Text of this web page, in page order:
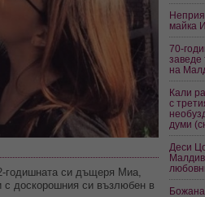
годишната си дъщеря Миа,
с доскорошния си възлюбен в
майка
70-
заведе
на
Кали
с
думи
Деси